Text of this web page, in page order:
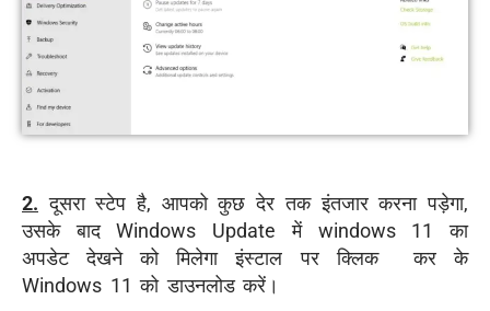
2. दूसरा स्टेप है, आपको कुछ देर तक इंतजार करना पड़ेगा,
उसके बाद Windows Update में windows 11 का
अपडेट देखने को मिलेगा इंस्टाल पर क्लिक कर के
Windows 11 को डाउनलोड करें।